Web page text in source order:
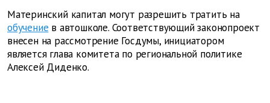
Материнский капитал могут разрешить тратить на
обучение в автошколе. Соответствующий законопроект
внесен на рассмотрение Госдумы, инициатором
является глава комитета по региональной политике
Алексей Диденко.